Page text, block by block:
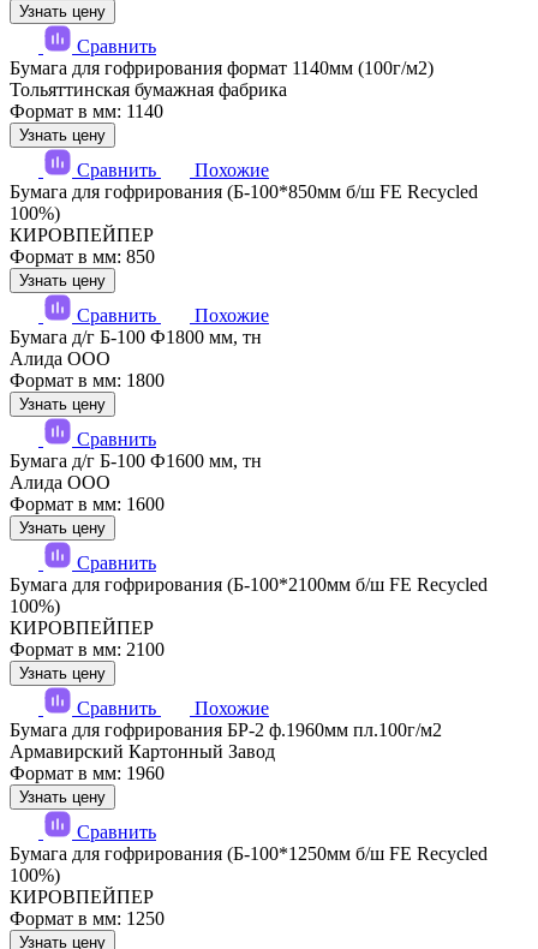
Узнать цену
Сравнить
Бумага для гофрирования формат 1140мм (100г/м2)
Тольяттинская бумажная фабрика
Формат в мм: 1140
Узнать цену
Сравнить
Похожие
Бумага для гофрирования (Б-100*850мм б/ш FE Recycled
100%)
КИРОВПЕЙПЕР
Формат в мм: 850
Узнать цену
Сравнить
Похожие
Бумага д/г Б-100 Ф1800 мм, тн
Алида ООО
Формат в мм: 1800
Узнать цену
Сравнить
Бумага д/г Б-100 Ф1600 мм, тн
Алида ООО
Формат в мм: 1600
Узнать цену
Сравнить
Бумага для гофрирования (Б-100*2100мм б/ш FE Recycled
100%)
КИРОВПЕЙПЕР
Формат в мм: 2100
Узнать цену
Сравнить
Похожие
Бумага для гофрирования БР-2 ф.1960мм пл.100г/м2
Армавирский Картонный Завод
Формат в мм: 1960
Узнать цену
Сравнить
Бумага для гофрирования (Б-100*1250мм б/ш FE Recycled
100%)
КИРОВПЕЙПЕР
Формат в мм: 1250
Узнать цену